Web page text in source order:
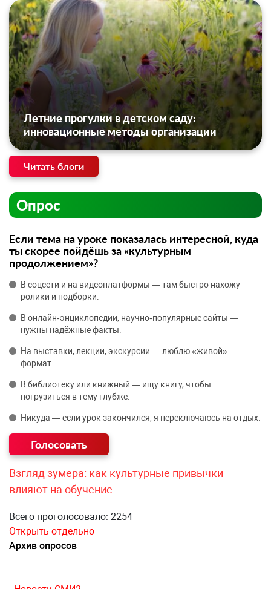
Летние прогулки в детском саду:
инновационные методы организации
Читать блоги
Опрос
Если тема на уроке показалась интересной, куда
ты скорее пойдёшь за «культурным
продолжением»?
В соцсети и на видеоплатформы — там быстро нахожу
ролики и подборки.
В онлайн‑энциклопедии, научно‑популярные сайты —
нужны надёжные факты.
На выставки, лекции, экскурсии — люблю «живой»
формат.
В библиотеку или книжный — ищу книгу, чтобы
погрузиться в тему глубже.
Никуда — если урок закончился, я переключаюсь на отдых.
Взгляд зумера: как культурные привычки
влияют на обучение
Всего проголосовало: 2254
Открыть отдельно
Архив опросов